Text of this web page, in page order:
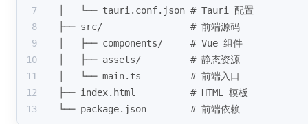
7
│   └── tauri.conf.json # Tauri 配置
8
├── src/                # 前端源码
9
│   ├── components/     # Vue 组件
10
│   ├── assets/         # 静态资源
11
│   └── main.ts         # 前端入口
12
├── index.html          # HTML 模板
13
└── package.json        # 前端依赖